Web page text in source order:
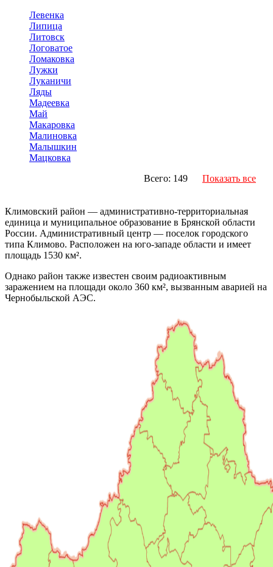
Левенка
Липица
Литовск
Логоватое
Ломаковка
Лужки
Луканичи
Ляды
Мадеевка
Май
Макаровка
Малиновка
Малышкин
Мацковка
Всего: 149
Показать все
Климовский район — административно-территориальная
единица и муниципальное образование в Брянской области
России. Административный центр — поселок городского
типа Климово. Расположен на юго-западе области и имеет
площадь 1530 км².
Однако район также известен своим радиоактивным
заражением на площади около 360 км², вызванным аварией на
Чернобыльской АЭС.